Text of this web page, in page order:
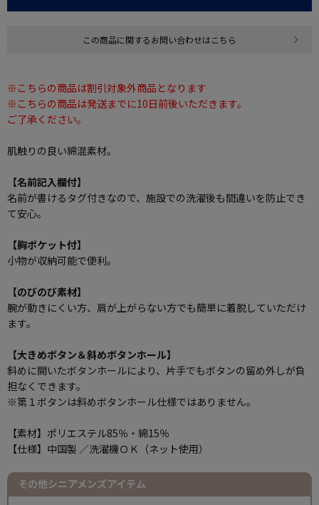
この商品に関するお問い合わせはこちら
※こちらの商品は割引対象外商品となります
※こちらの商品は発送までに10日前後いただきます。
ご了承ください。
肌触りの良い綿混素材。
【名前記入欄付】
名前が書けるタグ付きなので、施設での洗濯後も間違いを防止でき
て安心。
【胸ポケット付】
小物が収納可能で便利。
【のびのび素材】
腕が動きにくい方、肩が上がらない方でも簡単に着脱していただけ
ます。
【大きめボタン＆斜めボタンホール】
斜めに開いたボタンホールにより、片手でもボタンの留め外しが負
担なくできます。
※第１ボタンは斜めボタンホール仕様ではありません。
【素材】ポリエステル85％・綿15％
【仕様】中国製 ／洗濯機ＯＫ（ネット使用）
その他シニアメンズアイテム